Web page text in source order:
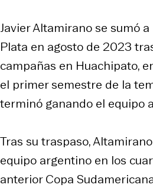
Javier Altamirano se sumó
Plata en agosto de 2023
campañas en Huachipato,
el primer semestre de la
terminó ganando el equipo
Tras su traspaso,
equipo argentino en los
anterior Copa